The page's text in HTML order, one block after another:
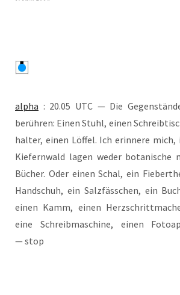
alpha : 20.05 UTC — Die
berüh­ren: Einen Stuhl, einen
hal­ter, einen Löf­fel. Ich erin­ne­re mich,
Kie­fern­wald lagen weder bota­ni­sche
Bücher. Oder einen Schal, ein
Hand­schuh, ein Salz­fäss­chen, ein
einen Kamm, einen
eine Schreib­ma­schi­ne, einen
— stop